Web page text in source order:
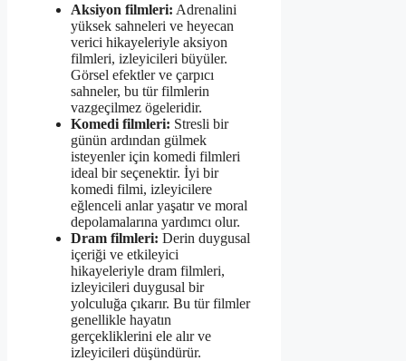
Aksiyon filmleri: Adrenalini
yüksek sahneleri ve heyecan
verici hikayeleriyle aksiyon
filmleri, izleyicileri büyüler.
Görsel efektler ve çarpıcı
sahneler, bu tür filmlerin
vazgeçilmez ögeleridir.
Komedi filmleri: Stresli bir
günün ardından gülmek
isteyenler için komedi filmleri
ideal bir seçenektir. İyi bir
komedi filmi, izleyicilere
eğlenceli anlar yaşatır ve moral
depolamalarına yardımcı olur.
Dram filmleri: Derin duygusal
içeriği ve etkileyici
hikayeleriyle dram filmleri,
izleyicileri duygusal bir
yolculuğa çıkarır. Bu tür filmler
genellikle hayatın
gerçekliklerini ele alır ve
izleyicileri düşündürür.